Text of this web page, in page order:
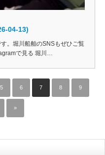
04-13)
。堀川船舶のSNSもぜひご覧
で見る 堀川…
5 6 7 8 9
»